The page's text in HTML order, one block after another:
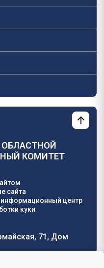
КОМИТЕТ
сайта
центр
куки
71, Дом